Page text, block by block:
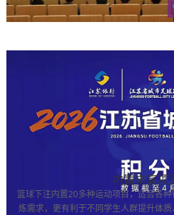
内置丰富项
篮球下注内置20多种运动项目，适合各种
炼需求，更有利于不同学生人群提升体质